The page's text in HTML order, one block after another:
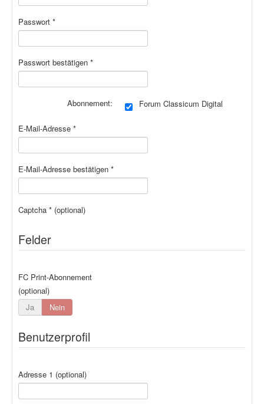
Passwort *
Passwort bestätigen *
Abonnement: Forum Classicum Digital
E-Mail-Adresse *
E-Mail-Adresse bestätigen *
Captcha * (optional)
Felder
FC Print-Abonnement
(optional)
Ja
Nein
Benutzerprofil
Adresse 1 (optional)